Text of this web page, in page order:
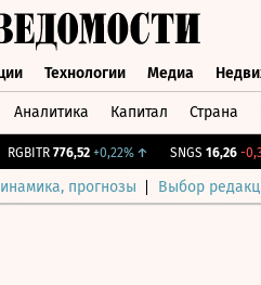
Технологии Медиа
Аналитика Капитал Страна
RGBITR 776,52 +0,22%↑ SNGS 16,26 -
прогнозы Выбор